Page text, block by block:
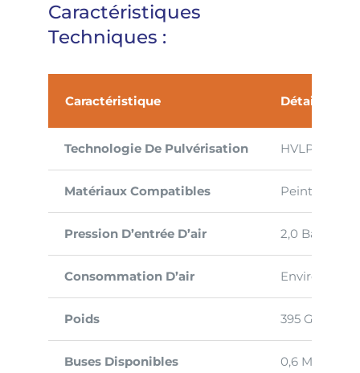
Caractéristiques
Techniques :
Caractéristique Détails
Technologie De Pulvérisation HVLP Et
Matériaux Compatibles Peintures
Pression D’entrée D’air 2,0 Bar (29
Consommation D’air Environ 135
Poids 395 G Avec
Buses Disponibles 0,6 Mm, 0,8